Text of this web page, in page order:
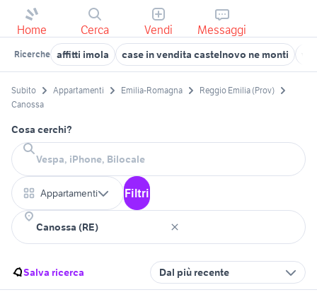
Home Cerca Vendi Messaggi
Ricerche affitti imola case in vendita castelnovo ne monti
Subito Appartamenti Emilia-Romagna
Reggio Emilia (Prov)
Canossa
Cosa cerchi?
Appartamenti Filtri
Salva ricerca Dal più recente